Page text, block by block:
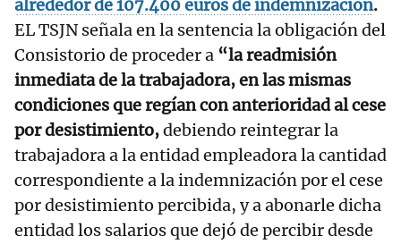
alrededor de 107.400 euros de indemnización.
EL TSJN señala en la sentencia la obligación del
Consistorio de proceder a “la readmisión
inmediata de la trabajadora, en las mismas
condiciones que regían con anterioridad al cese
por desistimiento,debiendo reintegrar la
trabajadora a la entidad empleadora la cantidad
correspondiente a la indemnización por el cese
por desistimiento percibida, y a abonarle dicha
entidad los salarios que dejó de percibir desde